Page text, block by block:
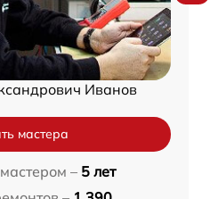
Иванов
мастера
– 5 лет